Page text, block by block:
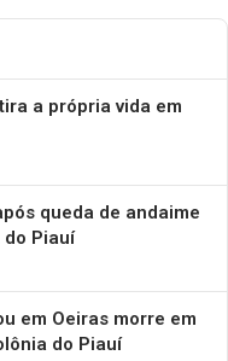
a própria vida em
queda de andaime
Piauí
em Oeiras morre em
do Piauí